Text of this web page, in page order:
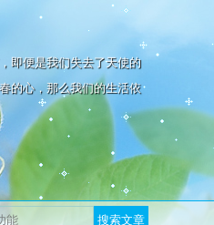
即便是我们失去了天使的
的心，那么我们的生活依